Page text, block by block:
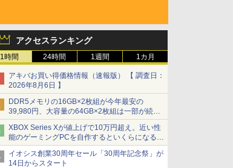
アクセスランキング
1時間 24時間 1週間 1カ月
アキバお買い得価格情報（速報版） 【 調査日：
2026年8月6日 】
DDR5メモリの16GB×2枚組が今年最安の
39,980円、大容量の64GB×2枚組は一部が続騰
[8月前半のメモリ価格]
XBOX Series Xが値上げで10万円超え。近い性
能のゲーミングPCを自作するといくらになる？
【石田賀津男の『酒の肴にPCゲーム』】
イオシス創業30周年セール「30周年記念祭」が
14日からスタート